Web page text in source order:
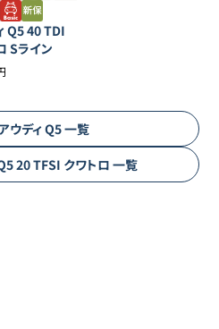
Q540 TDI
Sライン
ウディQ5一覧
20 TFSI クワトロ 一覧